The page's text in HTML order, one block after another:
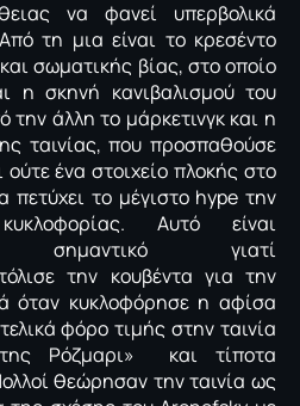
να φανεί υπερβολικά
τη μια είναι το κρεσέντο
σωματικής βίας, στο οποίο
η σκηνή κανιβαλισμού του
άλλη το μάρκετινγκ και η
ταινίας, που προσπαθούσε
ένα στοιχείο πλοκής στο
πετύχει το μέγιστο hype την
Αυτό είναι
σημαντικό γιατί
την κουβέντα για την
όταν κυκλοφόρησε η αφίσα
φόρο τιμής στην ταινία
Ρόζμαρι» και τίποτα
θεώρησαν την ταινία ως